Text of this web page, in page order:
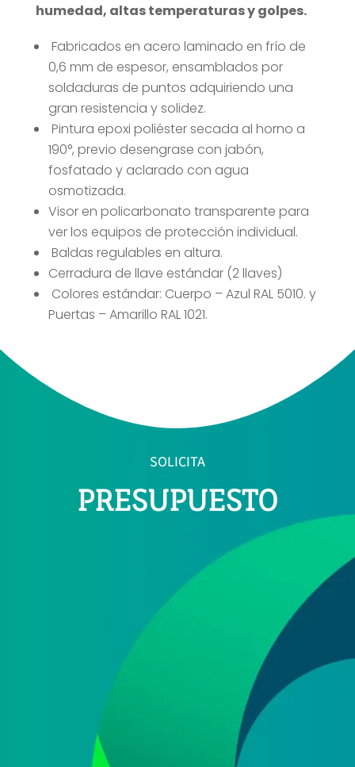
humedad, altas temperaturas y golpes.
Fabricados en acero laminado en frío de
0,6 mm de espesor, ensamblados por
soldaduras de puntos adquiriendo una
gran resistencia y solidez.
Pintura epoxi poliéster secada al horno a
190°, previo desengrase con jabón,
fosfatado y aclarado con agua
osmotizada.
Visor en policarbonato transparente para
ver los equipos de protección individual.
Baldas regulables en altura.
Cerradura de llave estándar (2 llaves)
Colores estándar: Cuerpo – Azul RAL 5010. y
Puertas – Amarillo RAL 1021.
SOLICITA
PRESUPUESTO